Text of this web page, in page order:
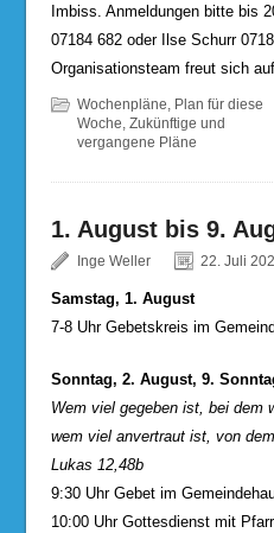
Imbiss. Anmeldungen bitte bis
07184 682 oder Ilse Schurr
Organisationsteam freut sich
Wochenpläne Plan für diese
Woche Zukünftige und
vergangene Pläne
1. August bis 9.
Inge Weller 22. Juli
Samstag, 1. August
7-8 Uhr Gebetskreis im
Sonntag, 2. August, 9.
Wem viel gegeben ist, bei dem
wem viel anvertraut ist, von
Lukas 12,48b
9:30 Uhr Gebet im
10:00 Uhr Gottesdienst mit